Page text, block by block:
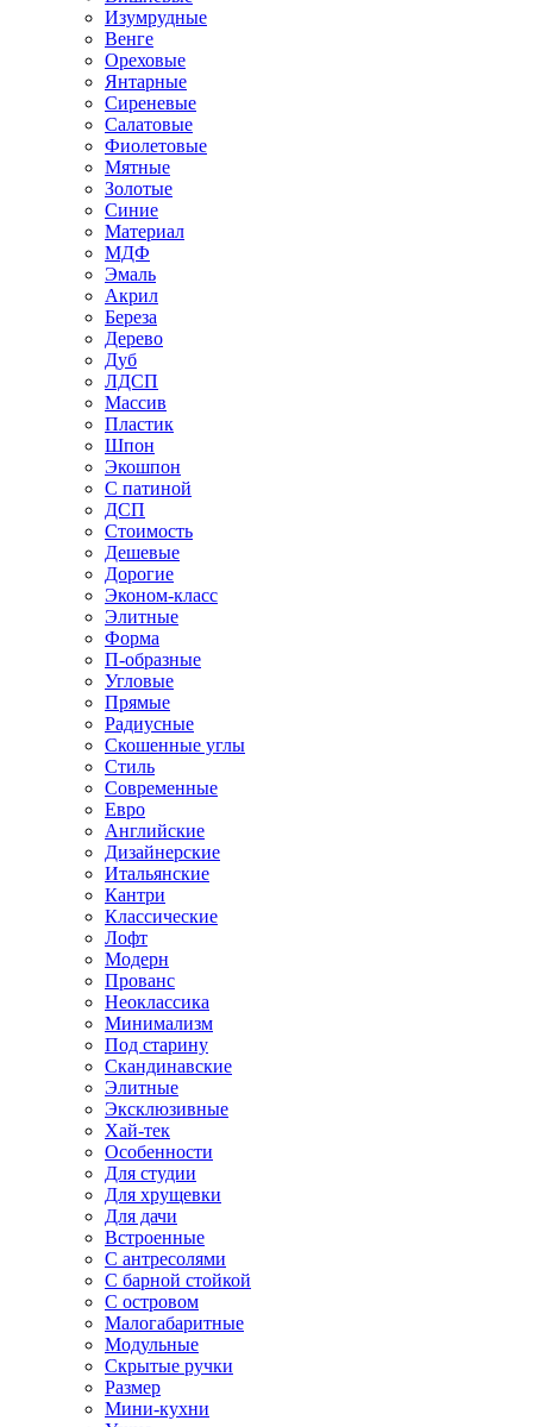
Изумрудные
Венге
Ореховые
Янтарные
Сиреневые
Салатовые
Фиолетовые
Мятные
Золотые
Синие
Материал
МДФ
Эмаль
Акрил
Береза
Дерево
Дуб
ЛДСП
Массив
Пластик
Шпон
Экошпон
С патиной
ДСП
Стоимость
Дешевые
Дорогие
Эконом-класс
Элитные
Форма
П-образные
Угловые
Прямые
Радиусные
Скошенные углы
Стиль
Современные
Евро
Английские
Дизайнерские
Итальянские
Кантри
Классические
Лофт
Модерн
Прованс
Неоклассика
Минимализм
Под старину
Скандинавские
Элитные
Эксклюзивные
Хай-тек
Особенности
Для студии
Для хрущевки
Для дачи
Встроенные
С антресолями
С барной стойкой
С островом
Малогабаритные
Модульные
Скрытые ручки
Размер
Мини-кухни